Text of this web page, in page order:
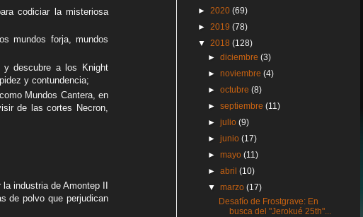
codiciar la misteriosa
mundos forja, mundos
y descubre a los Knight
y contundencia;
Mundos Cantera, en
de las cortes Necron,
industria de Amontep II
de polvo que perjudican
► 2020 (69)
► 2019 (78)
▼ 2018 (128)
►diciembre(3)
►noviembre(4)
►octubre(8)
►septiembre(11)
►julio(9)
►junio(17)
►mayo(11)
►abril(10)
▼marzo(17)
Desafío de Frostgrave: En
busca del "Jerokué 25th"...